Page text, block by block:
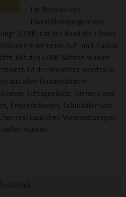
Im Rahmen des
Investitionsprogramms
(IZBB) hat der Bund die Länder
Euro beim Auf- und Ausbau
Mit den IZBB-Mitteln wurden
In der Broschüre werden in
aus allen Bundesländern
neuer Schulgebäude, Mensen und
Freizeiträumen, Schulhöfen und
und baulichen Voraussetzungen
wurden.